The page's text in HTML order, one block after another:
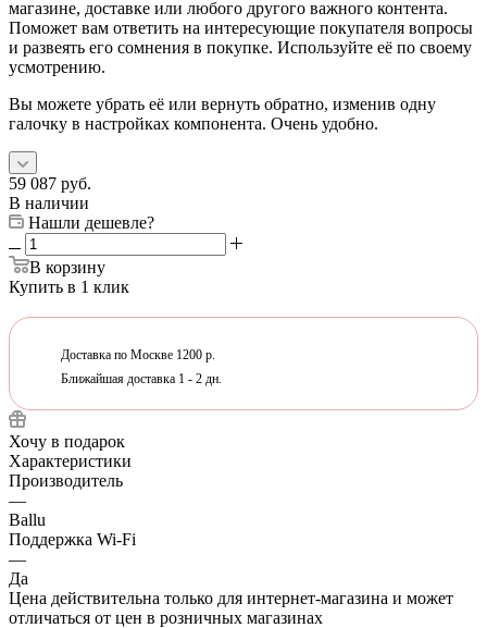
магазине, доставке или любого другого важного контента.
Поможет вам ответить на интересующие покупателя вопросы
и развеять его сомнения в покупке. Используйте её по своему
усмотрению.
Вы можете убрать её или вернуть обратно, изменив одну
галочку в настройках компонента. Очень удобно.
59 087 руб.
В наличии
Нашли дешевле?
В корзину
Купить в 1 клик
Доставка по Москве 1200 р.
Ближайшая доставка 1 - 2 дн.
Хочу в подарок
Характеристики
Производитель
—
Ballu
Поддержка Wi-Fi
—
Да
Цена действительна только для интернет-магазина и может
отличаться от цен в розничных магазинах